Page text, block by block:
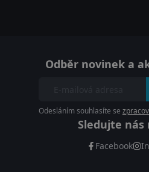
Odběr novinek a
Odesláním souhlasíte se
Sledujte nás
Facebook